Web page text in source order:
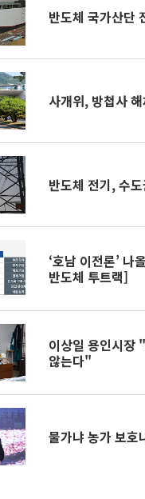
반도체 국가산단
사개위, 방첩사
반도체 전기, 수
‘호남 이전론’
반도체 투트랙]
이상일 용인시장
않는다"
물가냐 농가 보호